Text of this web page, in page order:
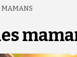
MAMANS